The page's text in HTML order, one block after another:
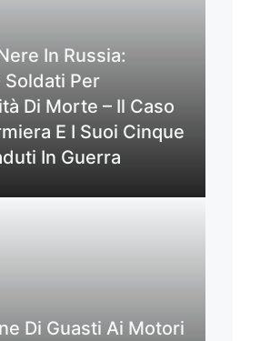
In Russia:
Soldati Per
Di Morte – Il Caso
E I Suoi Cinque
In Guerra
Di Guasti Ai Motori